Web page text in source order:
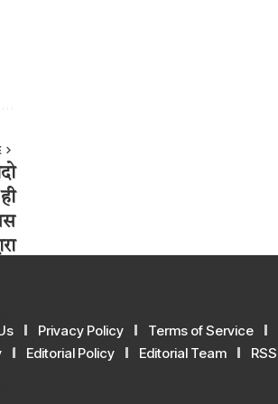
Privacy Policy Terms of Service
Editorial Policy Editorial Team RSS